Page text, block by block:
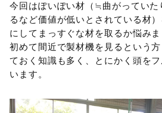
今回はぽいぽい材（≒曲がっていた
るなど価値が低いとされている材
にしてまっすぐな材を取るか悩みま
初めて間近で製材機を見るという
ておく知識も多く、とにかく頭を
います。